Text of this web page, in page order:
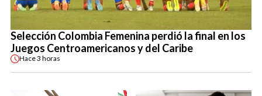
Selección Colombia Femenina perdió la final en los
Juegos Centroamericanos y del Caribe
Hace3 horas